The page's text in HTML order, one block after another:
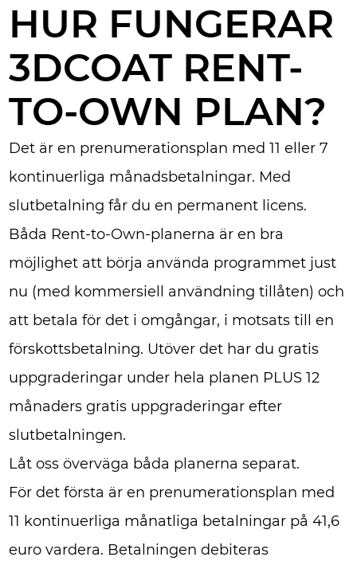
HUR FUNGERAR
3DCOAT RENT-
TO-OWN PLAN?
Det är en prenumerationsplan med 11 eller 7
kontinuerliga månadsbetalningar. Med
slutbetalning får du en permanent licens.
Båda Rent-to-Own-planerna är en bra
möjlighet att börja använda programmet just
nu (med kommersiell användning tillåten) och
att betala för det i omgångar, i motsats till en
förskottsbetalning. Utöver det har du gratis
uppgraderingar under hela planen PLUS 12
månaders gratis uppgraderingar efter
slutbetalningen.
Låt oss överväga båda planerna separat.
För det första är en prenumerationsplan med
11 kontinuerliga månatliga betalningar på 41,6
euro vardera. Betalningen debiteras